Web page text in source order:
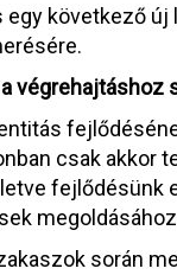
egy következő új
csak akkor
fejlődésünk
során